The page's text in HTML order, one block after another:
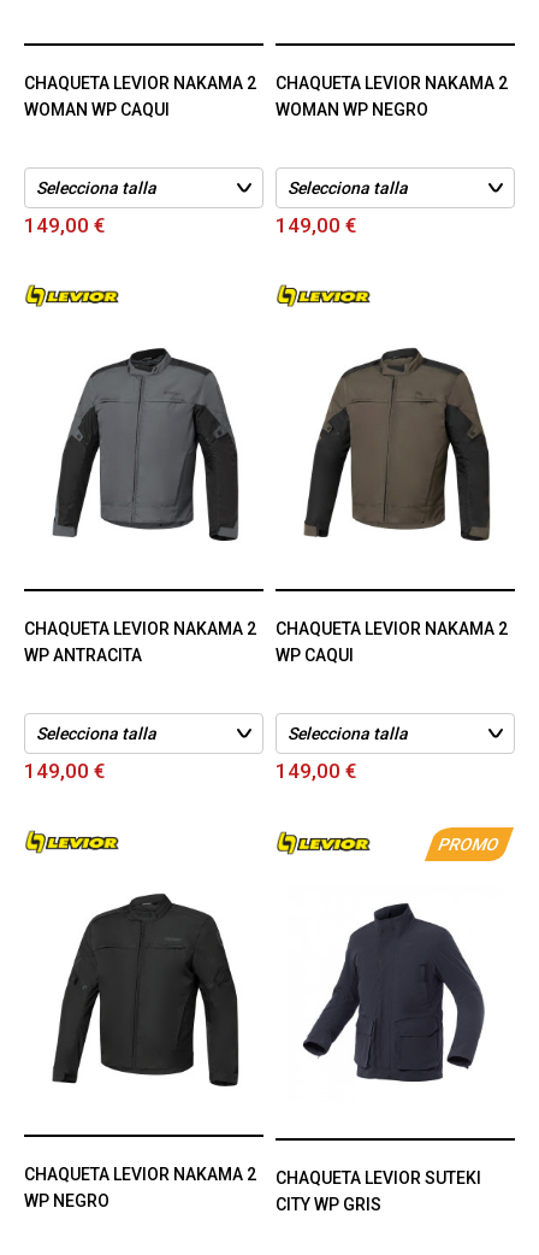
CHAQUETA LEVIOR NAKAMA 2
WOMAN WP CAQUI
149,00 €
CHAQUETA LEVIOR NAKAMA 2
WOMAN WP NEGRO
149,00 €
CHAQUETA LEVIOR NAKAMA 2
WP ANTRACITA
149,00 €
CHAQUETA LEVIOR NAKAMA 2
WP CAQUI
149,00 €
CHAQUETA LEVIOR NAKAMA 2
WP NEGRO
PROMO
CHAQUETA LEVIOR SUTEKI
CITY WP GRIS